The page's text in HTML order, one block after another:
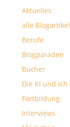
Aktuelles
alle Blogartikel
Berufe
Blogparaden
Bücher
Die KI und ich
Fortbildung
Interviews